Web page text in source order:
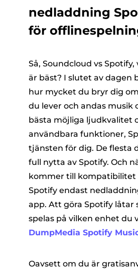
nedladdning
för
Så, Soundcloud vs
är bäst? I slutet av dagen
hur mycket du bryr dig
du lever och andas musik
bästa möjliga ljudkvalitet
användbara funktioner,
tjänsten för dig. De flesta
full nytta av Spotify. Och
kommer till kompatibilitet
Spotify endast
app. Att göra Spotify låtar
spelas på vilken enhet du
DumpMedia Spotify
Oavsett om du är